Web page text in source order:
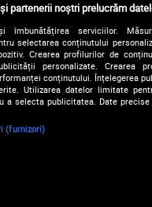
ROMANIA S.A.
si conditii Gestionați
partenerii noștri prelucrăm
îmbunătățirea serviciilor.
selectarea conținutului
Crearea profilurilor de
personalizate. Crearea
conținutului. Înțelegerea
Utilizarea datelor limitate
a selecta publicitatea. Date
(furnizori)